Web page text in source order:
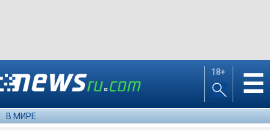
18+ ☰
В МИРЕ